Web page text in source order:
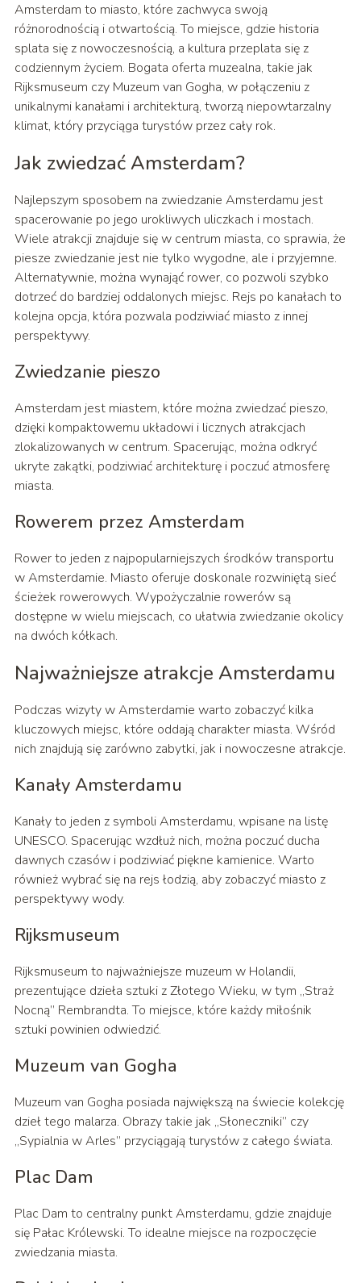
Amsterdam to miasto, które zachwyca swoją
różnorodnością i otwartością. To miejsce, gdzie historia
splata się z nowoczesnością, a kultura przeplata się z
codziennym życiem. Bogata oferta muzealna, takie jak
Rijksmuseum czy Muzeum van Gogha, w połączeniu z
unikalnymi kanałami i architekturą, tworzą niepowtarzalny
klimat, który przyciąga turystów przez cały rok.
Jak zwiedzać Amsterdam?
Najlepszym sposobem na zwiedzanie Amsterdamu jest
spacerowanie po jego urokliwych uliczkach i mostach.
Wiele atrakcji znajduje się w centrum miasta, co sprawia, że
piesze zwiedzanie jest nie tylko wygodne, ale i przyjemne.
Alternatywnie, można wynająć rower, co pozwoli szybko
dotrzeć do bardziej oddalonych miejsc. Rejs po kanałach to
kolejna opcja, która pozwala podziwiać miasto z innej
perspektywy.
Zwiedzanie pieszo
Amsterdam jest miastem, które można zwiedzać pieszo,
dzięki kompaktowemu układowi i licznych atrakcjach
zlokalizowanych w centrum. Spacerując, można odkryć
ukryte zakątki, podziwiać architekturę i poczuć atmosferę
miasta.
Rowerem przez Amsterdam
Rower to jeden z najpopularniejszych środków transportu
w Amsterdamie. Miasto oferuje doskonale rozwiniętą sieć
ścieżek rowerowych. Wypożyczalnie rowerów są
dostępne w wielu miejscach, co ułatwia zwiedzanie okolicy
na dwóch kółkach.
Najważniejsze atrakcje Amsterdamu
Podczas wizyty w Amsterdamie warto zobaczyć kilka
kluczowych miejsc, które oddają charakter miasta. Wśród
nich znajdują się zarówno zabytki, jak i nowoczesne atrakcje.
Kanały Amsterdamu
Kanały to jeden z symboli Amsterdamu, wpisane na listę
UNESCO. Spacerując wzdłuż nich, można poczuć ducha
dawnych czasów i podziwiać piękne kamienice. Warto
również wybrać się na rejs łodzią, aby zobaczyć miasto z
perspektywy wody.
Rijksmuseum
Rijksmuseum to najważniejsze muzeum w Holandii,
prezentujące dzieła sztuki z Złotego Wieku, w tym „Straż
Nocną” Rembrandta. To miejsce, które każdy miłośnik
sztuki powinien odwiedzić.
Muzeum van Gogha
Muzeum van Gogha posiada największą na świecie kolekcję
dzieł tego malarza. Obrazy takie jak „Słoneczniki” czy
„Sypialnia w Arles” przyciągają turystów z całego świata.
Plac Dam
Plac Dam to centralny punkt Amsterdamu, gdzie znajduje
się Pałac Królewski. To idealne miejsce na rozpoczęcie
zwiedzania miasta.